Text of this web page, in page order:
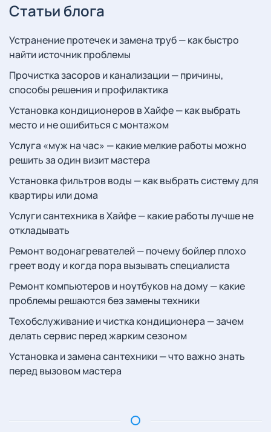
Статьи блога
Устранение протечек и замена труб — как быстро
найти источник проблемы
Прочистка засоров и канализации — причины,
способы решения и профилактика
Установка кондиционеров в Хайфе — как выбрать
место и не ошибиться с монтажом
Услуга «муж на час» — какие мелкие работы можно
решить за один визит мастера
Установка фильтров воды — как выбрать систему для
квартиры или дома
Услуги сантехника в Хайфе — какие работы лучше не
откладывать
Ремонт водонагревателей — почему бойлер плохо
греет воду и когда пора вызывать специалиста
Ремонт компьютеров и ноутбуков на дому — какие
проблемы решаются без замены техники
Техобслуживание и чистка кондиционера — зачем
делать сервис перед жарким сезоном
Установка и замена сантехники — что важно знать
перед вызовом мастера